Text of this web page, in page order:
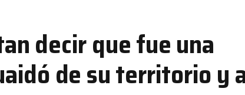
decir que fue una
de su territorio y